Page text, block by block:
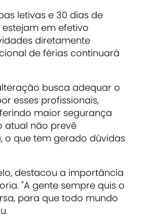
letivas e 30 dias de
em efetivo
diretamente
de férias continuará
busca adequar o
esses profissionais,
maior segurança
atual não prevê
o que tem gerado dúvidas
destacou a importância
"A gente sempre quis o
para que todo mundo